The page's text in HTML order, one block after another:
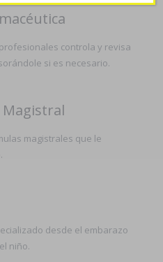
controla y revisa
si es necesario.
magistrales que le
desde el embarazo
niño.